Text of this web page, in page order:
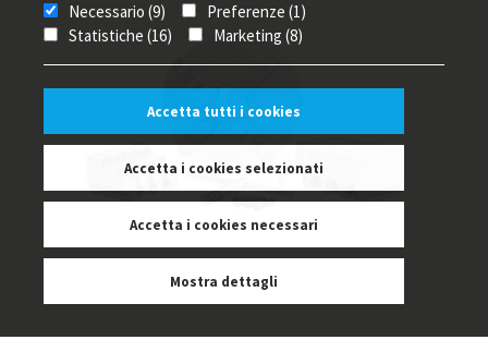
Necessario (9)
Preferenze (1)
Statistiche (16)
Marketing (8)
Accetta tutti i cookies
Accetta i cookies selezionati
Accetta i cookies necessari
Mostra dettagli